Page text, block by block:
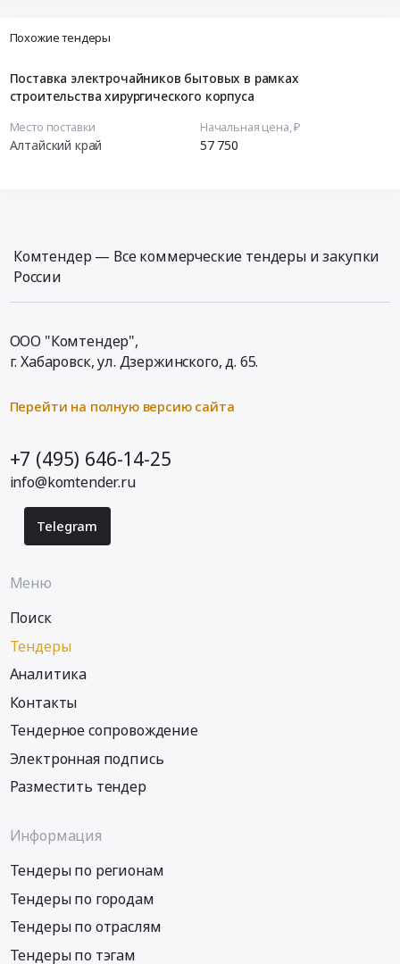
Похожие тендеры
Поставка электрочайников бытовых в рамках
строительства хирургического корпуса
Место поставки
Алтайский край
Начальная цена, ₽
57 750
Комтендер — Все коммерческие тендеры и закупки
России
ООО "Комтендер",
г. Хабаровск,ул. Дзержинского, д. 65.
Перейти на полную версию сайта
+7 (495) 646-14-25
info@komtender.ru
Telegram
Меню
Поиск
Тендеры
Аналитика
Контакты
Тендерное сопровождение
Электронная подпись
Разместить тендер
Информация
Тендеры по регионам
Тендеры по городам
Тендеры по отраслям
Тендеры по тэгам